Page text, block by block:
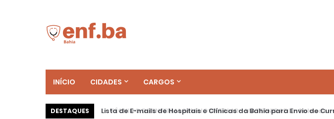
INÍCIO CIDADES CARGOS
DESTAQUES TÉCNICO DE ENFERMAGEM HOSPITALAR - MATERNIDADE - Salvador - BA